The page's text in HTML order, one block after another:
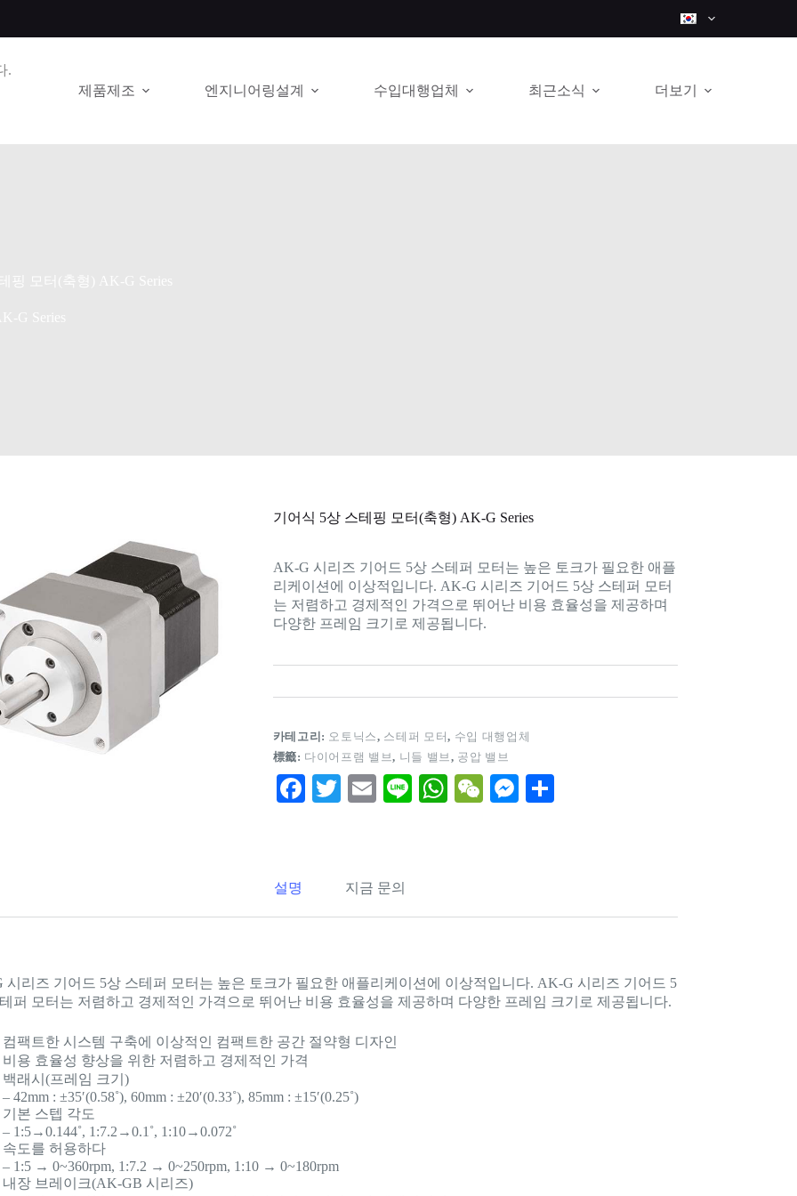
.
제품제조
엔지니어링설계 수입대행업체 최근소식 더보기
기어식 5상 스테핑 모터(축형) AK-G Series
AK-G 시리즈 기어드 5상 스테퍼 모터는 높은 토크가 필요한 애플
리케이션에 이상적입니다. AK-G 시리즈 기어드 5상 스테퍼 모터
는 저렴하고 경제적인 가격으로 뛰어난 비용 효율성을 제공하며
다양한 프레임 크기로 제공됩니다.
카테고리: 오토닉스, 스테퍼 모터, 수입 대행업체
標籤: 다이어프램 밸브, 니들 밸브, 공압 밸브
Fa T
E
Li
W
W
M
설명 지금 문의
시리즈 기어드 5상 스테퍼 모터는 높은 토크가 필요한 애플리케이션에 이상적입니다. AK-G 시리즈 기어드 5
퍼 모터는 저렴하고 경제적인 가격으로 뛰어난 비용 효율성을 제공하며 다양한 프레임 크기로 제공됩니다.
컴팩트한 시스템 구축에 이상적인 컴팩트한 공간 절약형 디자인
비용 효율성 향상을 위한 저렴하고 경제적인 가격
백래시(프레임 크기)
– 42mm : ±35′(0.58˚), 60mm : ±20′(0.33˚), 85mm : ±15′(0.25˚)
기본 스텝 각도
– 1:5→0.144˚, 1:7.2→0.1˚, 1:10→0.072˚
속도를 허용하다
– 1:5 → 0~360rpm, 1:7.2 → 0~250rpm, 1:10 → 0~180rpm
내장 브레이크(AK-GB 시리즈)